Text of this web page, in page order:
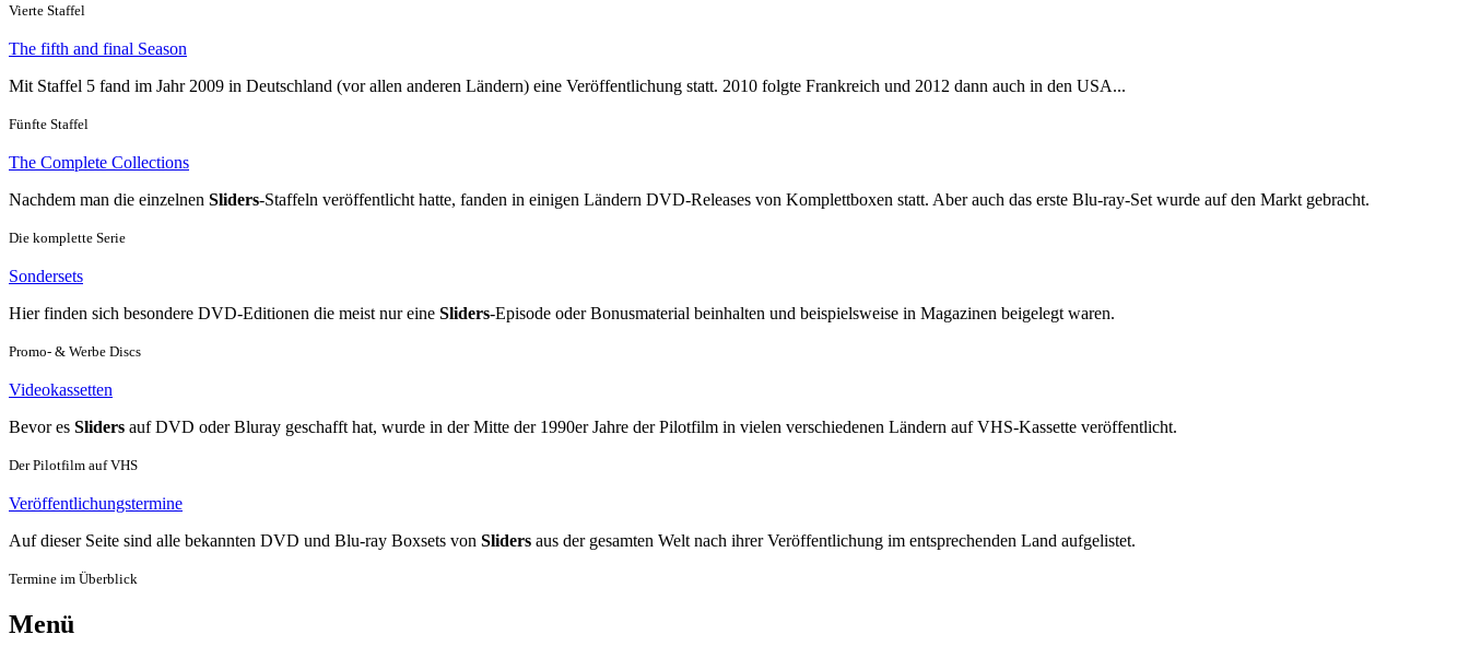
Vierte Staffel
The fifth and final Season
Mit Staffel 5 fand im Jahr 2009 in Deutschland (vor allen anderen Ländern) eine Veröffentlichung statt. 2010 folgte Frankreich und 2012 dann auch in den USA...
Fünfte Staffel
The Complete Collections
Nachdem man die einzelnen Sliders-Staffeln veröffentlicht hatte, fanden in einigen Ländern DVD-Releases von Komplettboxen statt. Aber auch das erste Blu-ray-Set wurde auf den Markt gebracht.
Die komplette Serie
Sondersets
Hier finden sich besondere DVD-Editionen die meist nur eine Sliders-Episode oder Bonusmaterial beinhalten und beispielsweise in Magazinen beigelegt waren.
Promo- & Werbe Discs
Videokassetten
Bevor es Sliders auf DVD oder Bluray geschafft hat, wurde in der Mitte der 1990er Jahre der Pilotfilm in vielen verschiedenen Ländern auf VHS-Kassette veröffentlicht.
Der Pilotfilm auf VHS
Veröffentlichungstermine
Auf dieser Seite sind alle bekannten DVD und Blu-ray Boxsets von Sliders aus der gesamten Welt nach ihrer Veröffentlichung im entsprechenden Land aufgelistet.
Termine im Überblick
Menü